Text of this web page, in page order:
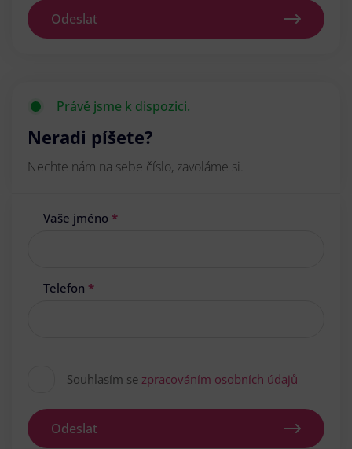
Odeslat
Právě jsme k dispozici.
Neradi píšete?
Nechte nám na sebe číslo, zavoláme si.
Vaše jméno *
Telefon *
Souhlasím se zpracováním osobních údajů
Odeslat